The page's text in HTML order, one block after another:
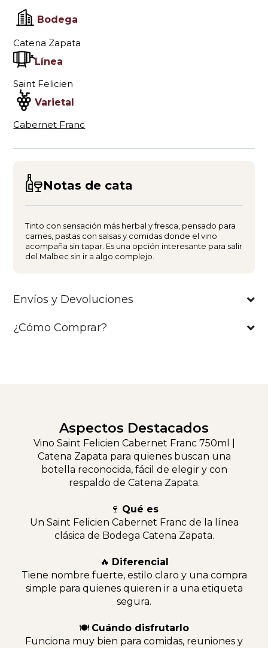
Bodega
Catena Zapata
Línea
Saint Felicien
Varietal
Cabernet Franc
Envíos y Devoluciones
¿Cómo Comprar?
Notas de cata
Tinto con sensación más herbal y fresca, pensado para
carnes, pastas con salsas y comidas donde el vino
acompaña sin tapar. Es una opción interesante para salir
del Malbec sin ir a algo complejo.
Aspectos Destacados
Vino Saint Felicien Cabernet Franc 750ml |
Catena Zapata para quienes buscan una
botella reconocida, fácil de elegir y con
respaldo de Catena Zapata.
🍷 Qué es
Un Saint Felicien Cabernet Franc de la línea
clásica de Bodega Catena Zapata.
🔥 Diferencial
Tiene nombre fuerte, estilo claro y una compra
simple para quienes quieren ir a una etiqueta
segura.
🍽 Cuándo disfrutarlo
Funciona muy bien para comidas, reuniones y